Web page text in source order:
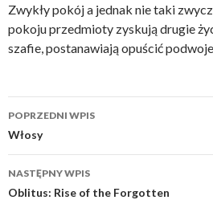
Zwykły pokój a jednak nie taki
pokoju przedmioty zyskują drugie
szafie, postanawiają opuścić podwoje.
Nawigacja
wpisu
POPRZEDNI WPIS
Włosy
NASTĘPNY WPIS
Oblitus: Rise of the Forgotten